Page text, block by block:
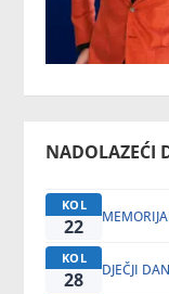
NADOLAZEĆI
KOL
22
KOL
28 DJEČJI